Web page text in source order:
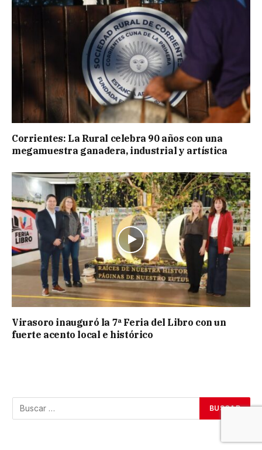
Corrientes: La Rural celebra 90 años con una
megamuestra ganadera, industrial y artística
Virasoro inauguró la 7ª Feria del Libro con un
fuerte acento local e histórico